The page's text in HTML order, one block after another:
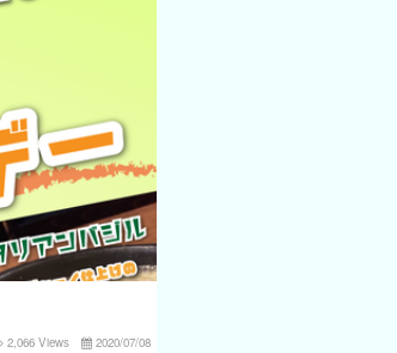
2,066 Views 2020/07/08